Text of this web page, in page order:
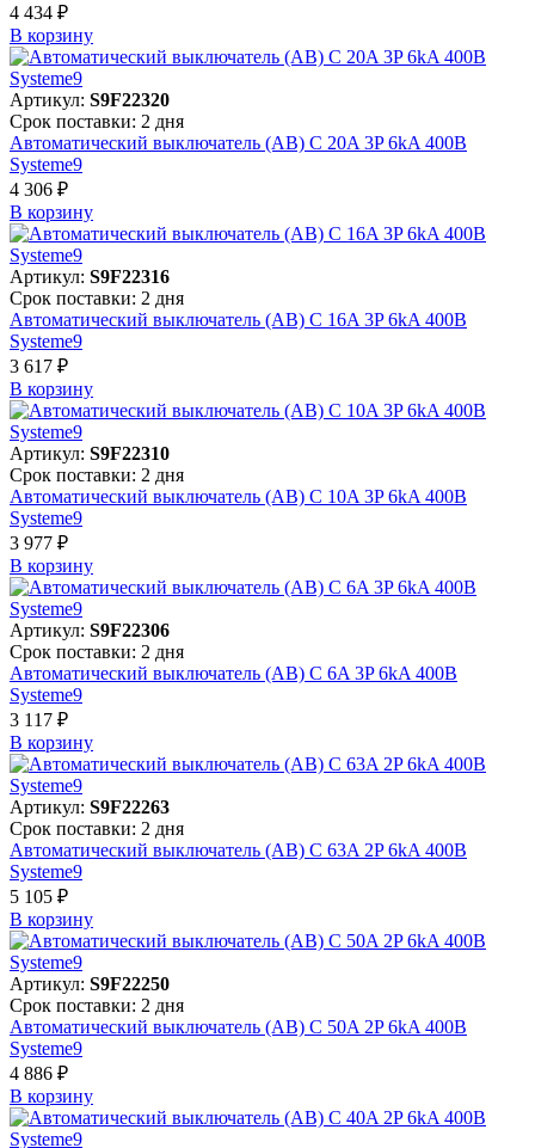
4 434 ₽
В корзинy
Артикул: S9F22320
Срок поставки: 2 дня
Автоматический выключатель (АВ) C 20A 3P 6kA 400В
Systeme9
4 306 ₽
В корзинy
Артикул: S9F22316
Срок поставки: 2 дня
Автоматический выключатель (АВ) C 16A 3P 6kA 400В
Systeme9
3 617 ₽
В корзинy
Артикул: S9F22310
Срок поставки: 2 дня
Автоматический выключатель (АВ) C 10A 3P 6kA 400В
Systeme9
3 977 ₽
В корзинy
Артикул: S9F22306
Срок поставки: 2 дня
Автоматический выключатель (АВ) C 6A 3P 6kA 400В
Systeme9
3 117 ₽
В корзинy
Артикул: S9F22263
Срок поставки: 2 дня
Автоматический выключатель (АВ) C 63A 2P 6kA 400В
Systeme9
5 105 ₽
В корзинy
Артикул: S9F22250
Срок поставки: 2 дня
Автоматический выключатель (АВ) C 50A 2P 6kA 400В
Systeme9
4 886 ₽
В корзинy